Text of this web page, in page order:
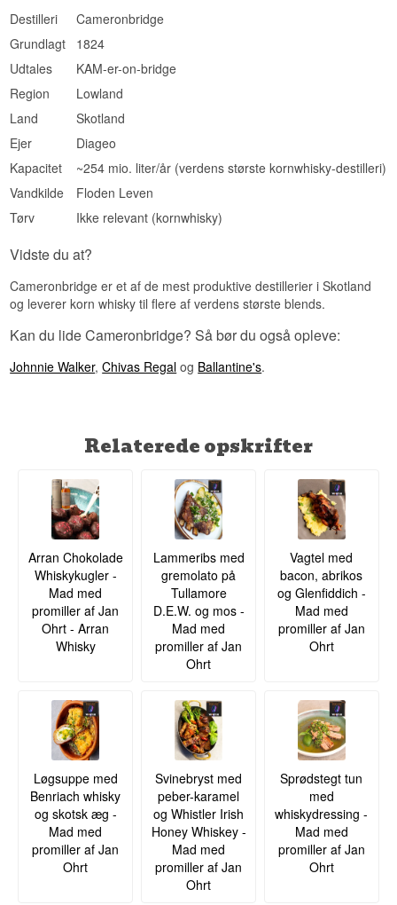
er blevet svære at finde i handlen.
dele drives i dag af hver sin gren af familien.
Se hele vores udvalg af
Destilleri
Cameronbridge
Grundlagt
1824
Udtales
KAM-er-on-bridge
Region
Lowland
Land
Skotland
Ejer
Diageo
Kapacitet
~254 mio. liter/år (verdens største kornwhisky-destilleri)
Vandkilde
Floden Leven
Tørv
Ikke relevant (kornwhisky)
Vidste du at?
Cameronbridge er et af de mest produktive destillerier i Skotland
og leverer korn whisky til flere af verdens største blends.
Kan du lide Cameronbridge? Så bør du også opleve:
Johnnie Walker,Chivas Regal og Ballantine's.
Relaterede opskrifter
Arran Chokolade
Whiskykugler -
Mad med
promiller af Jan
Ohrt - Arran
Whisky
Lammeribs med
gremolato på
Tullamore
D.E.W. og mos -
Mad med
promiller af Jan
Ohrt
Vagtel med
bacon, abrikos
og Glenfiddich -
Mad med
promiller af Jan
Ohrt
Løgsuppe med
Benriach whisky
og skotsk æg -
Mad med
promiller af Jan
Ohrt
Svinebryst med
peber-karamel
og Whistler Irish
Honey Whiskey -
Mad med
promiller af Jan
Ohrt
Sprødstegt tun
med
whiskydressing -
Mad med
promiller af Jan
Ohrt